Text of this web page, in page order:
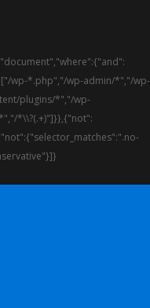
wp-*.php","/wp-admin/*","/wp-
plugins/*","/wp-
*\\?(.+)"]}},{"not":